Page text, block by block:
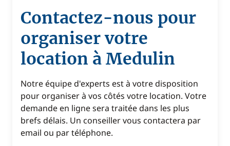
Contactez-nous pour
organiser votre
location à Medulin
Notre équipe d'experts est à votre disposition
pour organiser à vos côtés votre location. Votre
demande en ligne sera traitée dans les plus
brefs délais. Un conseiller vous contactera par
email ou par téléphone.